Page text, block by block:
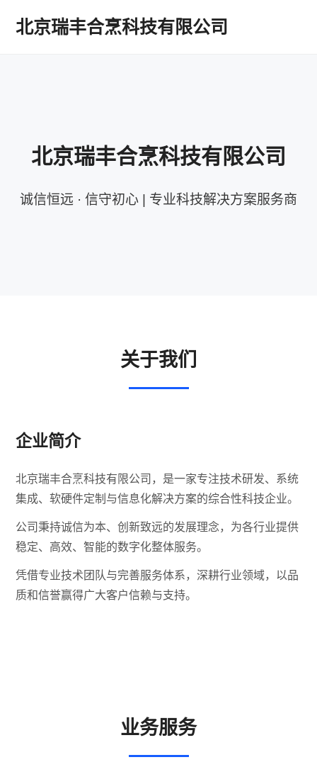
北京瑞丰合烹科技有限公司
北京瑞丰合烹科技有限公司
诚信恒远 · 信守初心 | 专业科技解决方案服务商
关于我们
企业简介
北京瑞丰合烹科技有限公司，是一家专注技术研发、系统
集成、软硬件定制与信息化解决方案的综合性科技企业。
公司秉持诚信为本、创新致远的发展理念，为各行业提供
稳定、高效、智能的数字化整体服务。
凭借专业技术团队与完善服务体系，深耕行业领域，以品
质和信誉赢得广大客户信赖与支持。
业务服务